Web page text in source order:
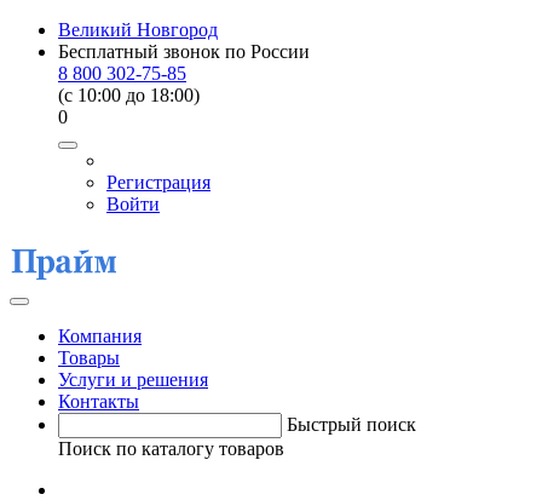
Великий Новгород
Бесплатный звонок по России
8 800 302-75-85
(c 10:00 до 18:00)
0
Регистрация
Войти
Компания
Товары
Услуги и решения
Контакты
Быстрый поиск
Поиск по каталогу товаров